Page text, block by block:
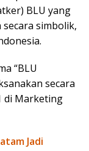
BLU yang
simbolik,
“BLU
secara
di Marketing
Jadi